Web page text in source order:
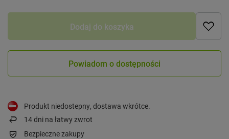
Dodaj do koszyka
Powiadom o dostępności
Produkt niedostepny, dostawa wkrótce
14dni na łatwy zwrot
Bezpieczne zakupy